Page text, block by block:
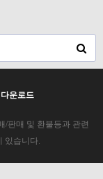
운로드
/판매 및 환불등과 관련
있습니다.